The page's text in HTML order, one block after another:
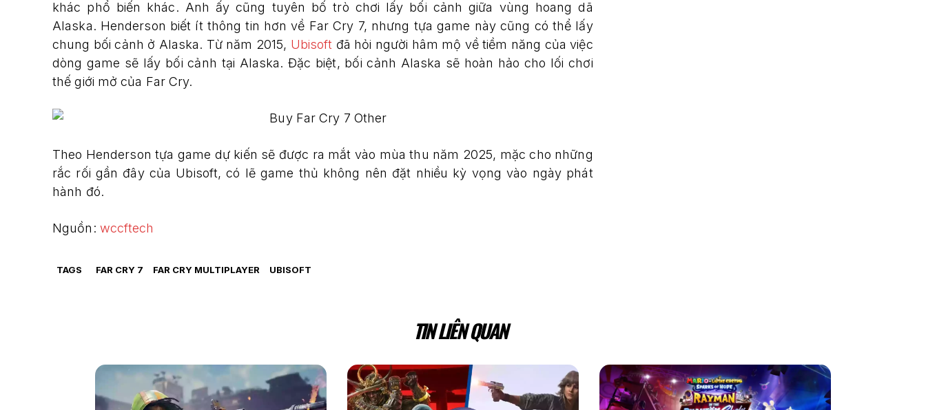
khác phổ biến khác. Anh ấy cũng tuyên bố trò chơi lấy bối cảnh giữa vùng hoang dã
Alaska. Henderson biết ít thông tin hơn về Far Cry 7, nhưng tựa game này cũng có thể lấy
chung bối cảnh ở Alaska. Từ năm 2015, Ubisoft đã hỏi người hâm mộ về tiềm năng của việc
dòng game sẽ lấy bối cảnh tại Alaska. Đặc biệt, bối cảnh Alaska sẽ hoàn hảo cho lối chơi
thế giới mở của Far Cry.
Theo Henderson tựa game dự kiến ​​sẽ được ra mắt vào mùa thu năm 2025, mặc cho những
rắc rối gần đây của Ubisoft, có lẽ game thủ không nên đặt nhiều kỳ vọng vào ngày phát
hành đó.
Nguồn: wccftech
TAGS FAR CRY 7 FAR CRY MULTIPLAYER UBISOFT
TIN LIÊN QUAN